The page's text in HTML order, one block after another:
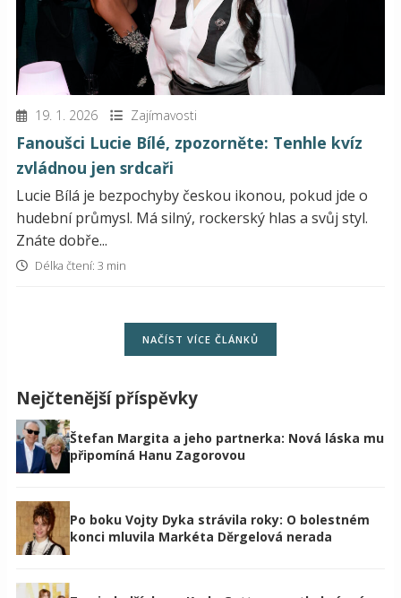
19. 1. 2026 Zajímavosti
Fanoušci Lucie Bílé, zpozorněte: Tenhle kvíz
zvládnou jen srdcaři
Lucie Bílá je bezpochyby českou ikonou, pokud jde o
hudební průmysl. Má silný, rockerský hlas a svůj styl.
Znáte dobře...
Délka čtení: 3 min
NAČÍST VÍCE ČLÁNKŮ
Nejčtenější příspěvky
Štefan Margita a jeho partnerka: Nová láska mu
připomíná Hanu Zagorovou
Po boku Vojty Dyka strávila roky: O bolestném
konci mluvila Markéta Děrgelová nerada